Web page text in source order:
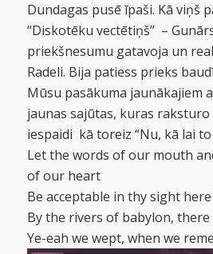
Dundagas pusē īpaši. Kā viņš
“Diskotēku vectētiņš” –
priekšnesumu gatavoja un
Radeli. Bija patiess prieks
Mūsu pasākuma jaunākajiem
jaunas sajūtas, kuras
iespaidi kā toreiz “Nu, kā lai to
Let the words of our mouth
of our heart
Be acceptable in thy sight
By the rivers of babylon, there
Ye-eah we wept, when we